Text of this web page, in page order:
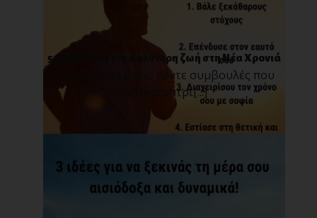
5 συμβουλές για καλύτερη ζωή στη Νέα Χρονιά
Πιο κάτω θα βρεις πέντε συμβουλές που
αντικατοπτρί[...]